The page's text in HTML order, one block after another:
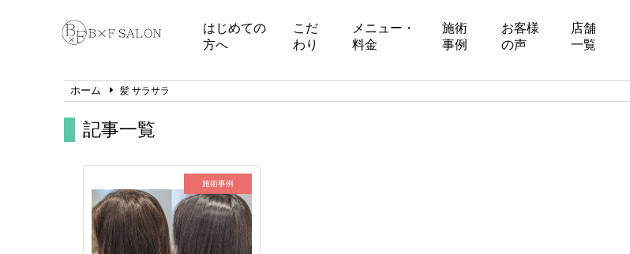
はじめての
方へ
こだ
わり
メニュー・
料金
施術
事例
お客様
の声
店舗
一覧
ホーム 髪 サラサラ
記事一覧
施術事例